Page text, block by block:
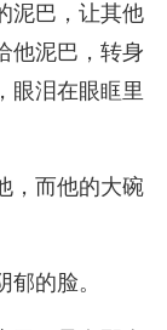
泥巴，让其他
他泥巴，转身
眼泪在眼眶里
，而他的大碗
的脸。